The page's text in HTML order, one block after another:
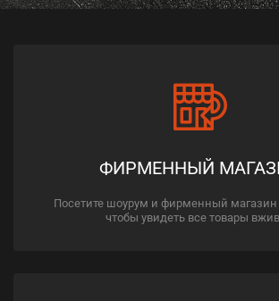
ФИРМЕННЫЙ
Посетите шоурум и фирменный магазин
чтобы увидеть все товары